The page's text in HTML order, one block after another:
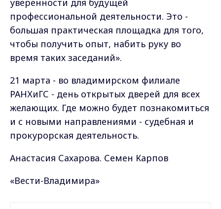
уверенности для будущей
профессиональной деятельности. Это -
большая практическая площадка для того,
чтобы получить опыт, набить руку во
время таких заседаний».
21 марта - во владимирском филиале
РАНХиГС - день открытых дверей для всех
желающих. Где можно будет познакомиться
и с новыми направлениями - судебная и
прокурорская деятельность.
Анастасия Сахарова. Семен Карпов
«Вести-Владимира»